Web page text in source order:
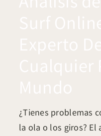
¿Tienes problemas
la ola o los giros? El